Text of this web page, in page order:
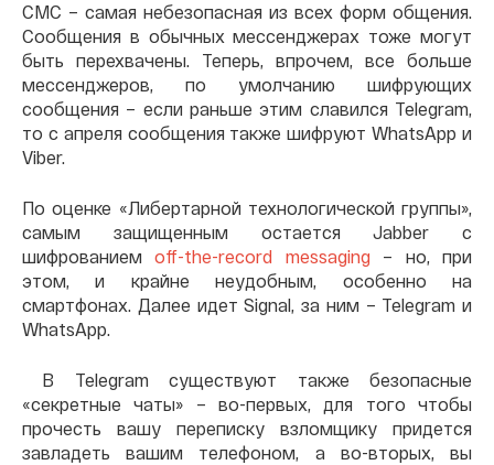
СМС – самая небезопасная из всех форм общения.
Сообщения в обычных мессенджерах тоже могут
быть перехвачены. Теперь, впрочем, все больше
мессенджеров, по умолчанию шифрующих
сообщения – если раньше этим славился Telegram,
то с апреля сообщения также шифруют WhatsApp и
Viber.
По оценке «Либертарной технологической группы»,
самым защищенным остается Jabber с
шифрованиемoff-the-record messaging – но, при
этом, и крайне неудобным, особенно на
смартфонах. Далее идет Signal, за ним – Telegram и
WhatsApp.
В Telegram существуют также безопасные
«секретные чаты» – во-первых, для того чтобы
прочесть вашу переписку взломщику придется
завладеть вашим телефоном, а во-вторых, вы